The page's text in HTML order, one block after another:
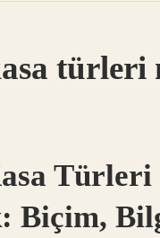
türleri
Biçim,